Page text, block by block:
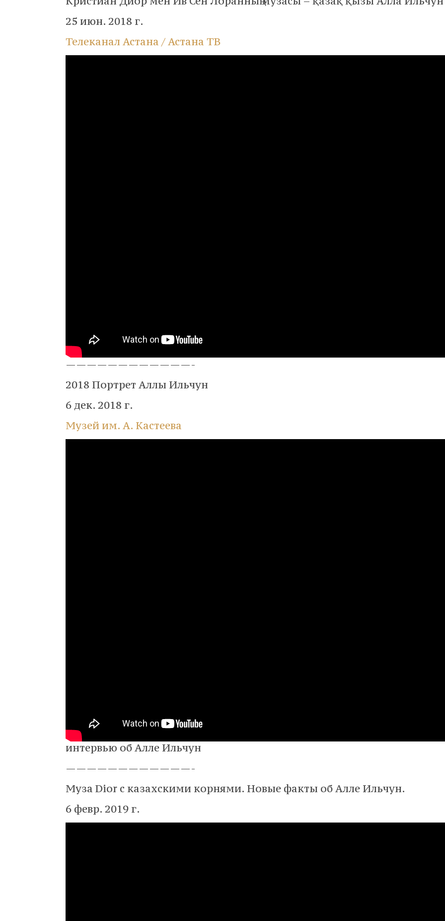
25 июн. 2018 г.
Телеканал Астана / Астана ТВ
————————————-
2018 Портрет Аллы Ильчун
6 дек. 2018 г.
Музей им. А. Кастеева
интервью об Алле Ильчун
————————————-
Муза Dior с казахскими корнями. Новые факты об Алле Ильчун.
6 февр. 2019 г.